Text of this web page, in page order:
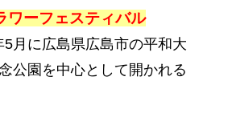
ワーフェスティバル
5月に広島県広島市の平和大
公園を中心として開かれる